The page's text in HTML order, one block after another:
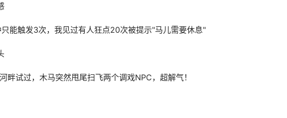
能触发3次，我见过有人狂点20次被提示"马儿需要休息"
畔试过，木马突然甩尾扫飞两个调戏NPC，超解气！